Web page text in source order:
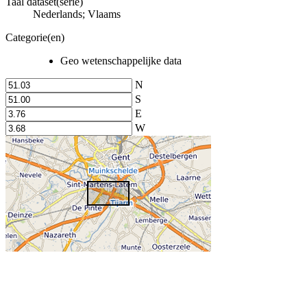
Nederlands; Vlaams
Categorie(en)
Geo wetenschappelijke data
N
S
E
W